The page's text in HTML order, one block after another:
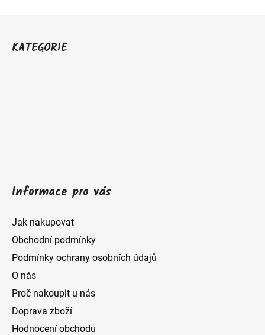
KATEGORIE
Informace pro vás
Jak nakupovat
Obchodní podmínky
Podmínky ochrany osobních údajů
O nás
Proč nakoupit u nás
Doprava zboží
Hodnocení obchodu